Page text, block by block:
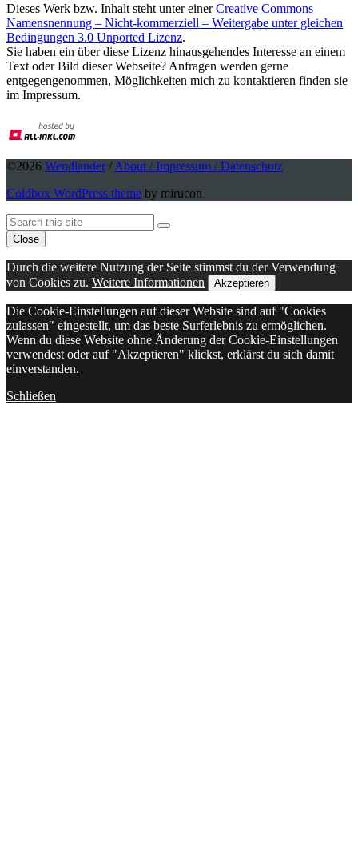
Dieses Werk bzw. Inhalt steht unter einerCreative Commons
Namensnennung – Nicht-kommerziell – Weitergabe unter gleichen
Bedingungen 3.0 Unported Lizenz.
Sie haben ein über diese Lizenz hinausgehendes Interesse an einem
Text oder Bild dieser Webseite? Anfragen werden gerne
entgegengenommen, Möglichkeiten mich zu kontaktieren finden sie
im Impressum.
©2026 Wendlander/ About / Impressum / Datenschutz
Coldbox WordPress theme by mirucon
Back
To
Top
Search
Search
Close
Durch die weitere Nutzung der Seite stimmst du der Verwendung
von Cookies zu. Weitere Informationen Akzeptieren
Die Cookie-Einstellungen auf dieser Website sind auf "Cookies
zulassen" eingestellt, um das beste Surferlebnis zu ermöglichen.
Wenn du diese Website ohne Änderung der Cookie-Einstellungen
verwendest oder auf "Akzeptieren" klickst, erklärst du sich damit
einverstanden.
Schließen